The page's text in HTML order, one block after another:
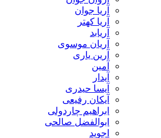
آریا جوان
آریا کهتر
آریان موسوی
آرین یاری
آیسا حیدری
آیکان رفیعی
ابراهیم چاردولی
ابوالفضل صالحی